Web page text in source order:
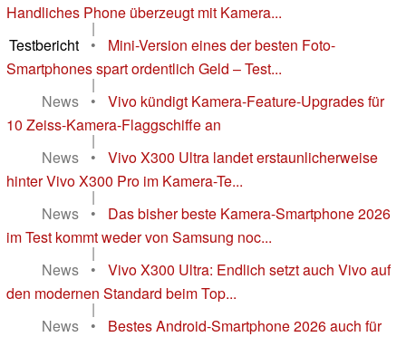
Handliches Phone überzeugt mit Kamera...
|
Testbericht
•
Mini-Version eines der besten Foto-
Smartphones spart ordentlich Geld – Test...
|
News
•
Vivo kündigt Kamera-Feature-Upgrades für
10 Zeiss-Kamera-Flaggschiffe an
|
News
•
Vivo X300 Ultra landet erstaunlicherweise
hinter Vivo X300 Pro im Kamera-Te...
|
News
•
Das bisher beste Kamera-Smartphone 2026
im Test kommt weder von Samsung noc...
|
News
•
Vivo X300 Ultra: Endlich setzt auch Vivo auf
den modernen Standard beim Top...
|
News
•
Bestes Android-Smartphone 2026 auch für